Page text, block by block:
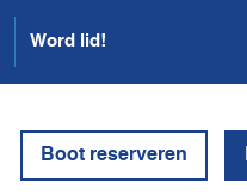
Word lid!
Boot reserveren